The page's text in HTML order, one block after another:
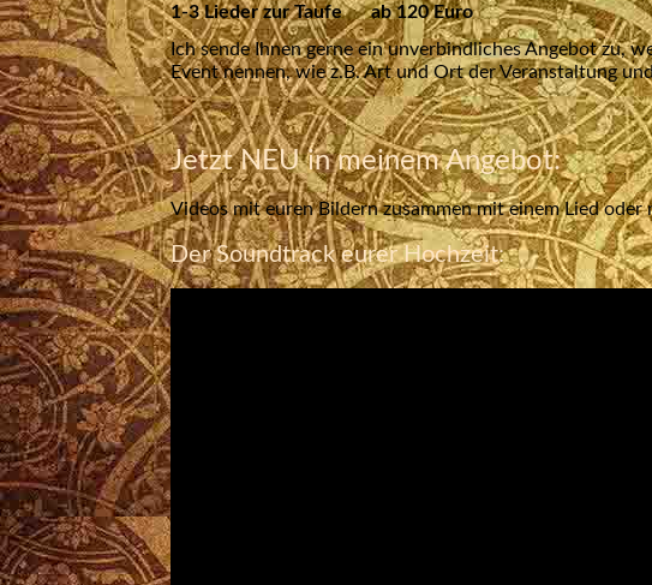
1-3 Lieder zur Taufe ab 120 Euro
Ich sende Ihnen gerne ein unverbindliches Angebot zu,
Event nennen, wie z.B. Art und Ort der Veranstaltung
Jetzt NEU in meinem Angebot:
Videos mit euren Bildern zusammen mit einem Lied
Der Soundtrack eurer Hochzeit: